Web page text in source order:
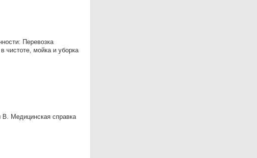
Перевозка
чистоте, мойка и уборка
В. Медицинская справка